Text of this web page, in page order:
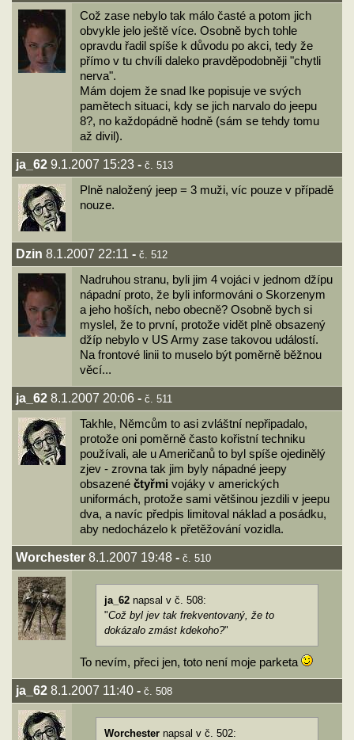
Což zase nebylo tak málo časté a potom jich
obvykle jelo ještě více. Osobně bych tohle
opravdu řadil spíše k důvodu po akci, tedy že
přímo v tu chvíli daleko pravděpodobněji "chytli
nerva".
Mám dojem že snad Ike popisuje ve svých
pamětech situaci, kdy se jich narvalo do jeepu
8?, no každopádně hodně (sám se tehdy tomu
až divil).
ja_62 9.1.2007 15:23 - č. 513
Plně naložený jeep = 3 muži, víc pouze v případě
nouze.
Dzin 8.1.2007 22:11 - č. 512
Nadruhou stranu, byli jim 4 vojáci v jednom džípu
nápadní proto, že byli informováni o Skorzenym
a jeho hoších, nebo obecně? Osobně bych si
myslel, že to první, protože vidět plně obsazený
džíp nebylo v US Army zase takovou událostí.
Na frontové linii to muselo být poměrně běžnou
věcí...
ja_62 8.1.2007 20:06 - č. 511
Takhle, Němcům to asi zvláštní nepřipadalo,
protože oni poměrně často kořistní techniku
používali, ale u Američanů to byl spíše ojedinělý
zjev - zrovna tak jim byly nápadné jeepy
obsazené čtyřmi vojáky v amerických
uniformách, protože sami většinou jezdili v jeepu
dva, a navíc předpis limitoval náklad a posádku,
aby nedocházelo k přetěžování vozidla.
Worchester 8.1.2007 19:48 - č. 510
ja_62 napsal v č. 508:
"Což byl jev tak frekventovaný, že to
dokázalo zmást kdekoho?"
To nevím, přeci jen, toto není moje parketa
ja_62 8.1.2007 11:40 - č. 508
Worchester napsal v č. 502: